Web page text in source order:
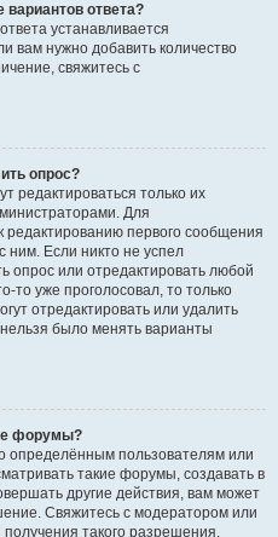
ответа?
устанавливается
вам нужно добавить количество
свяжитесь с
опрос?
редактироваться только их
Для
редактированию первого сообщения
ним. Если никто не успел
опрос или отредактировать любой
то уже проголосовал, то только
отредактировать или удалить
было менять варианты
форумы?
определённым пользователям или
такие форумы, создавать в
другие действия, вам может
Свяжитесь с модератором или
такого разрешения.